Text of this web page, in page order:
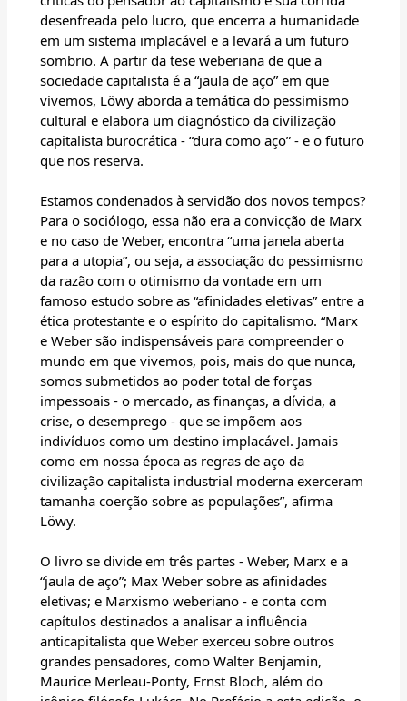
desenfreada pelo lucro, que encerra a humanidade
em um sistema implacável e a levará a um futuro
sombrio. A partir da tese weberiana de que a
sociedade capitalista é a “jaula de aço” em que
vivemos, Löwy aborda a temática do pessimismo
cultural e elabora um diagnóstico da civilização
capitalista burocrática - “dura como aço” - e o futuro
que nos reserva.
Estamos condenados à servidão dos novos tempos?
Para o sociólogo, essa não era a convicção de Marx
e no caso de Weber, encontra “uma janela aberta
para a utopia”, ou seja, a associação do pessimismo
da razão com o otimismo da vontade em um
famoso estudo sobre as “afinidades eletivas” entre a
ética protestante e o espírito do capitalismo. “Marx
e Weber são indispensáveis para compreender o
mundo em que vivemos, pois, mais do que nunca,
somos submetidos ao poder total de forças
impessoais - o mercado, as finanças, a dívida, a
crise, o desemprego - que se impõem aos
indivíduos como um destino implacável. Jamais
como em nossa época as regras de aço da
civilização capitalista industrial moderna exerceram
tamanha coerção sobre as populações”, afirma
Löwy.
O livro se divide em três partes - Weber, Marx e a
“jaula de aço”; Max Weber sobre as afinidades
eletivas; e Marxismo weberiano - e conta com
capítulos destinados a analisar a influência
anticapitalista que Weber exerceu sobre outros
grandes pensadores, como Walter Benjamin,
Maurice Merleau-Ponty, Ernst Bloch, além do